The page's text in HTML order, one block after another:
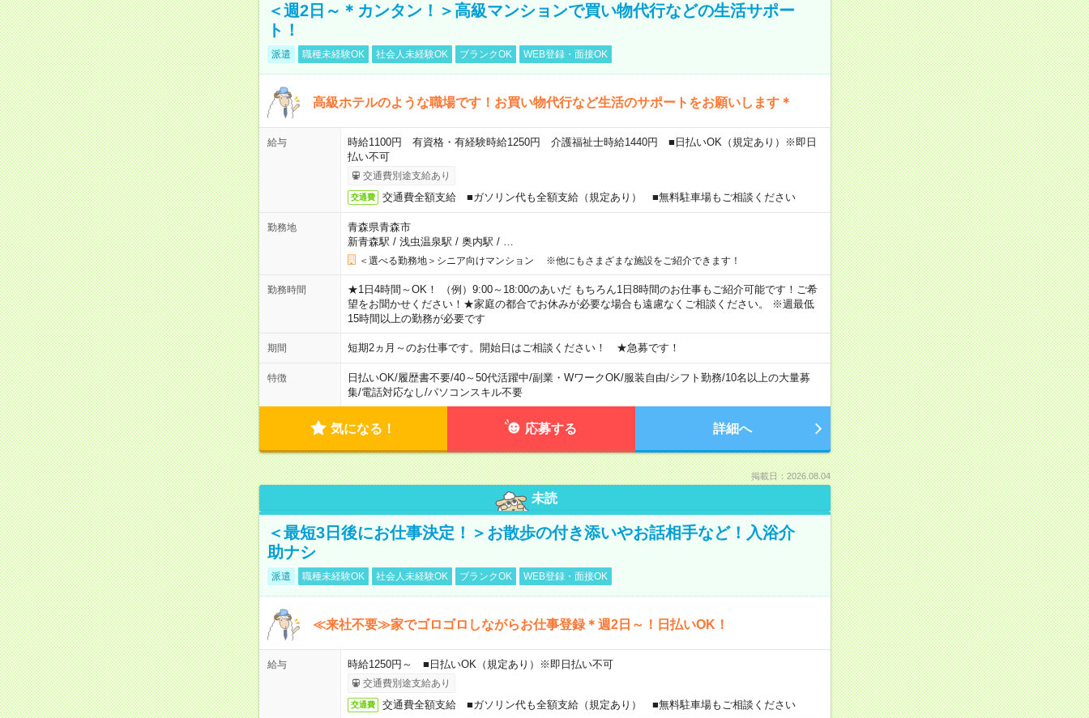
＜週2日～＊カンタン！＞高級マンションで買い物代行などの生活サポー
ト！
派遣 職種未経験OK 社会人未経験OK ブランクOK WEB登録・面接OK
高級ホテルのような職場です！お買い物代行など生活のサポートをお願いします＊
給与
時給1100円 有資格・有経験時給1250円 介護福祉士時給1440円 ■日払いOK（規定あり）※即日
払い不可
交通費別途支給あり
交通費 交通費全額支給 ■ガソリン代も全額支給（規定あり） ■無料駐車場もご相談ください
勤務地
青森県青森市
新青森駅 / 浅虫温泉駅 / 奥内駅 /
＜選べる勤務地＞シニア向けマンション ※他にもさまざまな施設をご紹介できます！
勤務時間
★1日4時間～OK！ （例）9:00～18:00のあいだ もちろん1日8時間のお仕事もご紹介可能です！ご希
望をお聞かせください！★家庭の都合でお休みが必要な場合も遠慮なくご相談ください。 ※週最低
15時間以上の勤務が必要です
期間 短期2ヵ月～のお仕事です。開始日はご相談ください！ ★急募です！
特徴 日払いOK/履歴書不要/40～50代活躍中/副業・WワークOK/服装自由/シフト勤務/10名以上の大量募
集/電話対応なし/パソコンスキル不要
気になる！ 応募する 詳細へ
掲載日：2026.08.04
未読
＜最短3日後にお仕事決定！＞お散歩の付き添いやお話相手など！入浴介
助ナシ
派遣 職種未経験OK 社会人未経験OK ブランクOK WEB登録・面接OK
≪来社不要≫家でゴロゴロしながらお仕事登録＊週2日～！日払いOK！
給与 時給1250円～ ■日払いOK（規定あり）※即日払い不可
交通費別途支給あり
交通費 交通費全額支給 ■ガソリン代も全額支給（規定あり） ■無料駐車場もご相談ください